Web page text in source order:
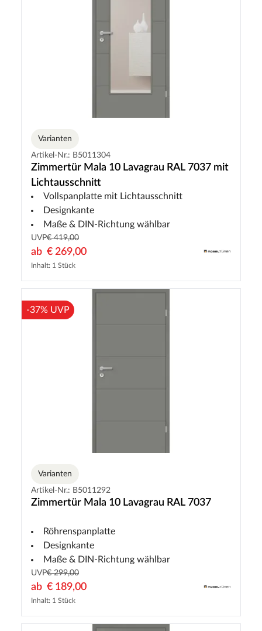
Varianten
Artikel-Nr.: B5011304
Zimmertür Mala 10 Lavagrau RAL 7037 mit
Lichtausschnitt
Vollspanplatte mit Lichtausschnitt
Designkante
Maße & DIN-Richtung wählbar
UVP€ 419,00
ab € 269,00
Inhalt: 1 Stück
-37% UVP
Varianten
Artikel-Nr.: B5011292
Zimmertür Mala 10 Lavagrau RAL 7037
Röhrenspanplatte
Designkante
Maße & DIN-Richtung wählbar
UVP€ 299,00
ab € 189,00
Inhalt: 1 Stück